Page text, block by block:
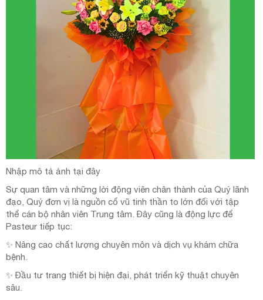
Nhập mô tả ảnh tại đây
Sự quan tâm và những lời động viên chân thành của Quý lãnh
đạo, Quý đơn vị là nguồn cổ vũ tinh thần to lớn đối với tập
thể cán bộ nhân viên Trung tâm. Đây cũng là động lực để
Pasteur tiếp tục:
✨ Nâng cao chất lượng chuyên môn và dịch vụ khám chữa
bệnh.
✨ Đầu tư trang thiết bị hiện đại, phát triển kỹ thuật chuyên
sâu.